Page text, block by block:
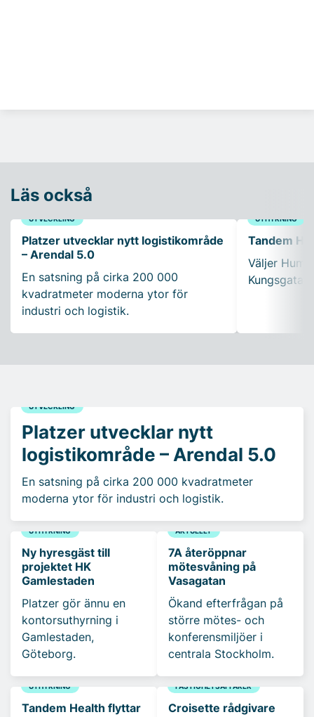
Läs också
UTVECKLING
Platzer utvecklar nytt logistikområde
– Arendal 5.0
En satsning på cirka 200 000
kvadratmeter moderna ytor för
industri och logistik.
UTHYRNING
Tandem
Väljer
UTVECKLING
Platzer utvecklar nytt
logistikområde – Arendal 5.0
En satsning på cirka 200 000 kvadratmeter
moderna ytor för industri och logistik.
UTHYRNING
Ny hyresgäst till
projektet HK
Gamlestaden
Platzer gör ännu en
kontorsuthyrning i
Gamlestaden,
Göteborg.
AKTUELLT
7A återöppnar
mötesvåning på
Vasagatan
Ökand efterfrågan på
större mötes- och
konferensmiljöer i
centrala Stockholm.
UTHYRNING
Tandem Health flyttar
FASTIGHETSAFFÄRER
Croisette rådgivare